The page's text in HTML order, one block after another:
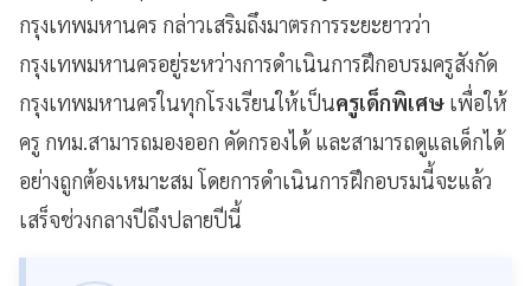
กรุงเทพมหานคร กล่าวเสริมถึงมาตรการระยะยาวว่า
กรุงเทพมหานครอยู่ระหว่างการดำเนินการฝึกอบรมครูสังกัด
กรุงเทพมหานครในทุกโรงเรียนให้เป็นครูเด็กพิเศษ เพื่อให้
ครู กทม.สามารถมองออก คัดกรองได้ และสามารถดูแลเด็กได้
อย่างถูกต้องเหมาะสม โดยการดำเนินการฝึกอบรมนี้จะแล้ว
เสร็จช่วงกลางปีถึงปลายปีนี้